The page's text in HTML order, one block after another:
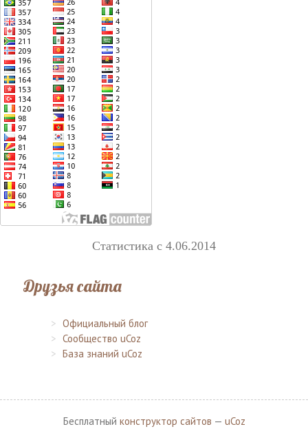
Статистика с 4.06.2014
Друзья сайта
Официальный блог
Сообщество uCoz
База знаний uCoz
Бесплатный конструктор сайтов — uCoz